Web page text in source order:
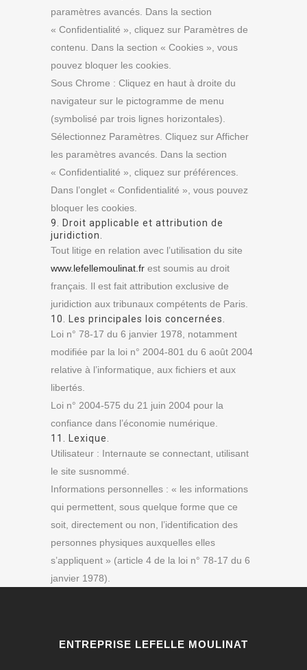
paramètres avancés. Dans la section
« Confidentialité », cliquez sur Paramètres de
contenu. Dans la section « Cookies », vous
pouvez bloquer les cookies.
Sous Chrome : Cliquez en haut à droite du
navigateur sur le pictogramme de menu
(symbolisé par trois lignes horizontales).
Sélectionnez Paramètres. Cliquez sur Afficher
les paramètres avancés. Dans la section
« Confidentialité », cliquez sur préférences.
Dans l’onglet « Confidentialité », vous pouvez
bloquer les cookies.
9. Droit applicable et attribution de
juridiction.
Tout litige en relation avec l’utilisation du site
www.lefellemoulinat.fr est soumis au droit
français. Il est fait attribution exclusive de
juridiction aux tribunaux compétents de Paris.
10. Les principales lois concernées.
Loi n° 78-17 du 6 janvier 1978, notamment
modifiée par la loi n° 2004-801 du 6 août 2004
relative à l’informatique, aux fichiers et aux
libertés.
Loi n° 2004-575 du 21 juin 2004 pour la
confiance dans l’économie numérique.
11. Lexique.
Utilisateur : Internaute se connectant, utilisant
le site susnommé.
Informations personnelles : « les informations
qui permettent, sous quelque forme que ce
soit, directement ou non, l’identification des
personnes physiques auxquelles elles
s’appliquent » (article 4 de la loi n° 78-17 du 6
janvier 1978).
ENTREPRISE LEFELLE MOULINAT